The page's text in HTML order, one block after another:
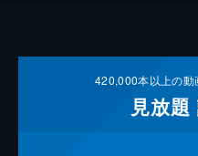
420,000本以上の動
見放題